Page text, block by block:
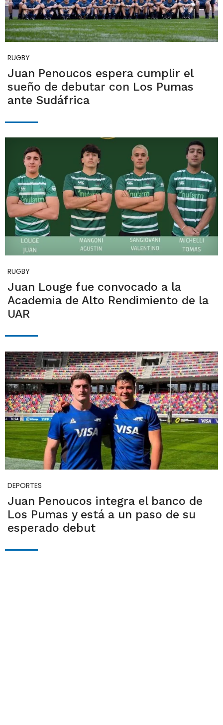
RUGBY
Juan Penoucos espera cumplir el
sueño de debutar con Los Pumas
ante Sudáfrica
RUGBY
Juan Louge fue convocado a la
Academia de Alto Rendimiento de la
UAR
DEPORTES
Juan Penoucos integra el banco de
Los Pumas y está a un paso de su
esperado debut